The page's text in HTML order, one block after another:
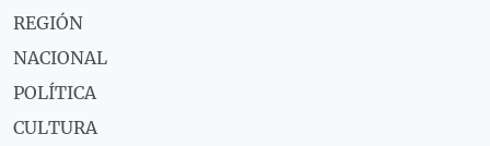
REGIÓN
NACIONAL
POLÍTICA
CULTURA